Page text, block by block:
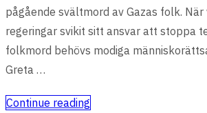
pågående svältmord av Gazas folk. När
regeringar svikit sitt ansvar att stoppa
folkmord behövs modiga
Greta …
Continue reading